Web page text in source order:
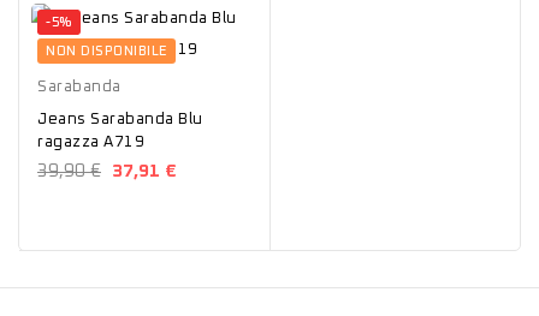
Blu
-5%
NON DISPONIBILE
Sarabanda
Jeans Sarabanda Blu
ragazza A719
39,90 € 37,91 €